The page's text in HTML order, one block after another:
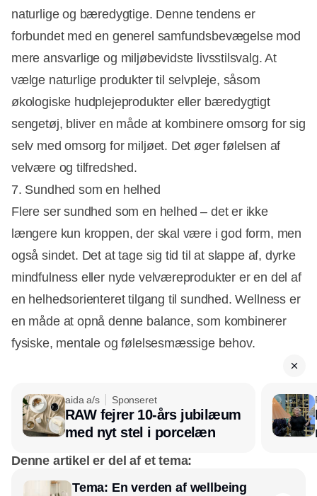
naturlige og bæredygtige. Denne tendens er
forbundet med en generel samfundsbevægelse mod
mere ansvarlige og miljøbevidste livsstilsvalg. At
vælge naturlige produkter til selvpleje, såsom
økologiske hudplejeprodukter eller bæredygtigt
sengetøj, bliver en måde at kombinere omsorg for sig
selv med omsorg for miljøet. Det øger følelsen af
velvære og tilfredshed.
7. Sundhed som en helhed
Flere ser sundhed som en helhed – det er ikke
længere kun kroppen, der skal være i god form, men
også sindet. Det at tage sig tid til at slappe af, dyrke
mindfulness eller nyde velværeprodukter er en del af
en helhedsorienteret tilgang til sundhed. Wellness er
en måde at opnå denne balance, som kombinerer
fysiske, mentale og følelsesmæssige behov.
aida a/s Sponseret
RAW fejrer 10-års jubilæum
med nyt stel i porcelæn
Denne artikel er del af et tema:
Tema: En verden af wellbeing